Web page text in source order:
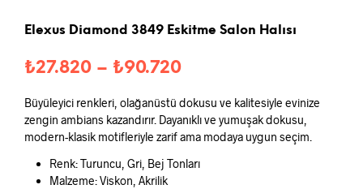
Elexus Diamond 3849 Eskitme Salon Halısı
₺27.820 – ₺90.720Fiyat
aralığı:
₺27.820
-
₺90.720
Büyüleyici renkleri, olağanüstü dokusu ve kalitesiyle evinize
zengin ambians kazandırır. Dayanıklı ve yumuşak dokusu,
modern-klasik motifleriyle zarif ama modaya uygun seçim.
Renk: Turuncu, Gri, Bej Tonları
Malzeme: Viskon, Akrilik